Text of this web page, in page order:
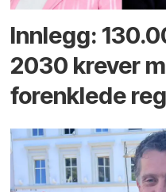
Innlegg:
2030 krever
forenklede